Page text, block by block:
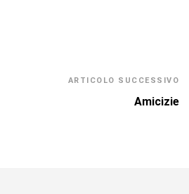
ARTICOLO SUCCESSIVO
Amicizie